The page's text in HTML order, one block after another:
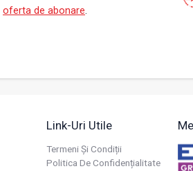
oferta de abonare.
Link-Uri Utile
Termeni Și Condiții
Politica De Confidențialitate